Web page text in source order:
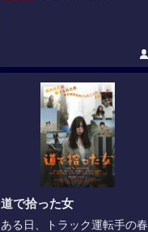
道で拾った女
ある日、トラック運転手の春